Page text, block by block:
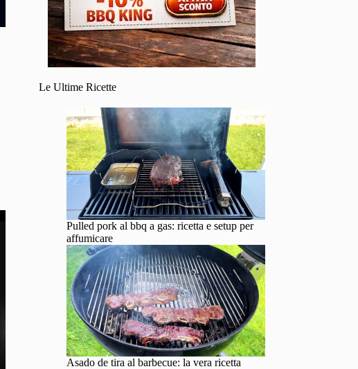
Le Ultime Ricette
Pulled pork al bbq a gas: ricetta e setup per
affumicare
Asado de tira al barbecue: la vera ricetta